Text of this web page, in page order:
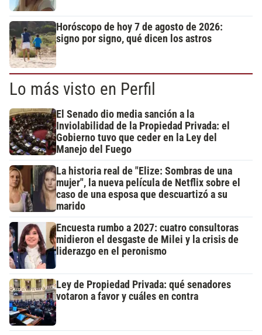
Horóscopo de hoy 7 de agosto de 2026:
signo por signo, qué dicen los astros
Lo más visto en Perfil
El Senado dio media sanción a la
Inviolabilidad de la Propiedad Privada: el
Gobierno tuvo que ceder en la Ley del
Manejo del Fuego
La historia real de "Elize: Sombras de una
mujer", la nueva película de Netflix sobre el
caso de una esposa que descuartizó a su
marido
Encuesta rumbo a 2027: cuatro consultoras
midieron el desgaste de Milei y la crisis de
liderazgo en el peronismo
Ley de Propiedad Privada: qué senadores
votaron a favor y cuáles en contra